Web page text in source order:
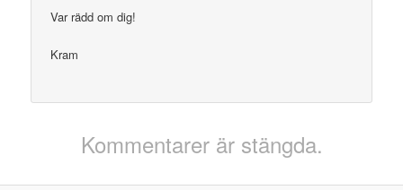
Var rädd om dig!
Kram
Kommentarer är stängda.